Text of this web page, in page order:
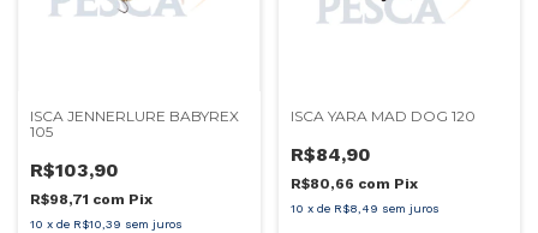
ISCA JENNERLURE BABYREX
105
R$103,90
R$98,71 com Pix
10 x de R$10,39 sem juros
ISCA YARA MAD DOG 120
R$84,90
R$80,66 com Pix
10 x de R$8,49 sem juros